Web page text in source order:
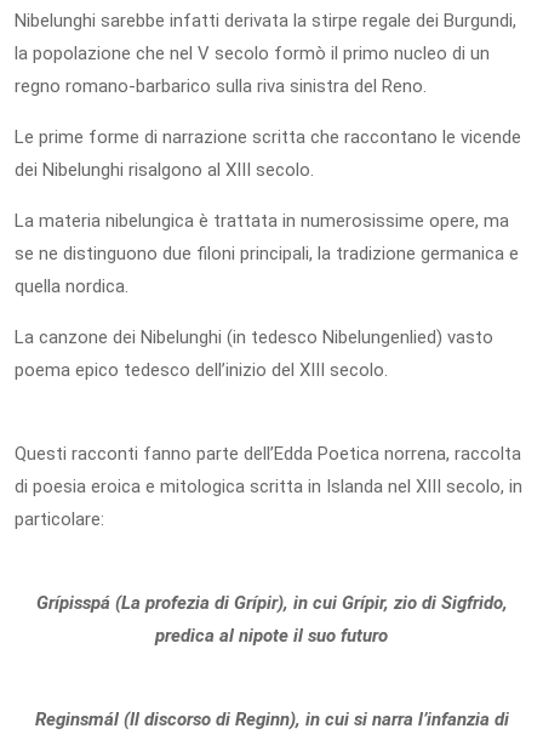
Nibelunghi sarebbe infatti derivata la stirpe regale dei Burgundi,
la popolazione che nel V secolo formò il primo nucleo di un
regno romano-barbarico sulla riva sinistra del Reno.
Le prime forme di narrazione scritta che raccontano le vicende
dei Nibelunghi risalgono al XIII secolo.
La materia nibelungica è trattata in numerosissime opere, ma
se ne distinguono due filoni principali, la tradizione germanica e
quella nordica.
La canzone dei Nibelunghi (in tedesco Nibelungenlied) vasto
poema epico tedesco dell’inizio del XIII secolo.
Questi racconti fanno parte dell’Edda Poetica norrena, raccolta
di poesia eroica e mitologica scritta in Islanda nel XIII secolo, in
particolare:
Grípisspá (La profezia di Grípir), in cui Grípir, zio di Sigfrido,
predica al nipote il suo futuro
Reginsmál (Il discorso di Reginn), in cui si narra l’infanzia di